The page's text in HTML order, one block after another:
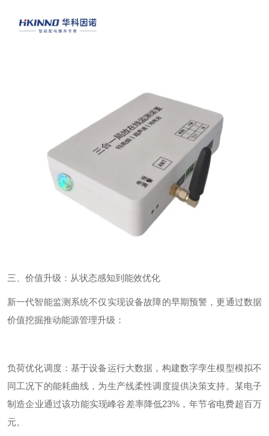
三、价值升级：从状态感知到能效优化
新一代智能监测系统不仅实现设备故障的早期预警，更通过数据
价值挖掘推动能源管理升级：
负荷优化调度：基于设备运行大数据，构建数字孪生模型模拟不
同工况下的能耗曲线，为生产线柔性调度提供决策支持。某电子
制造企业通过该功能实现峰谷差率降低23% ，年节省电费超百万
元。